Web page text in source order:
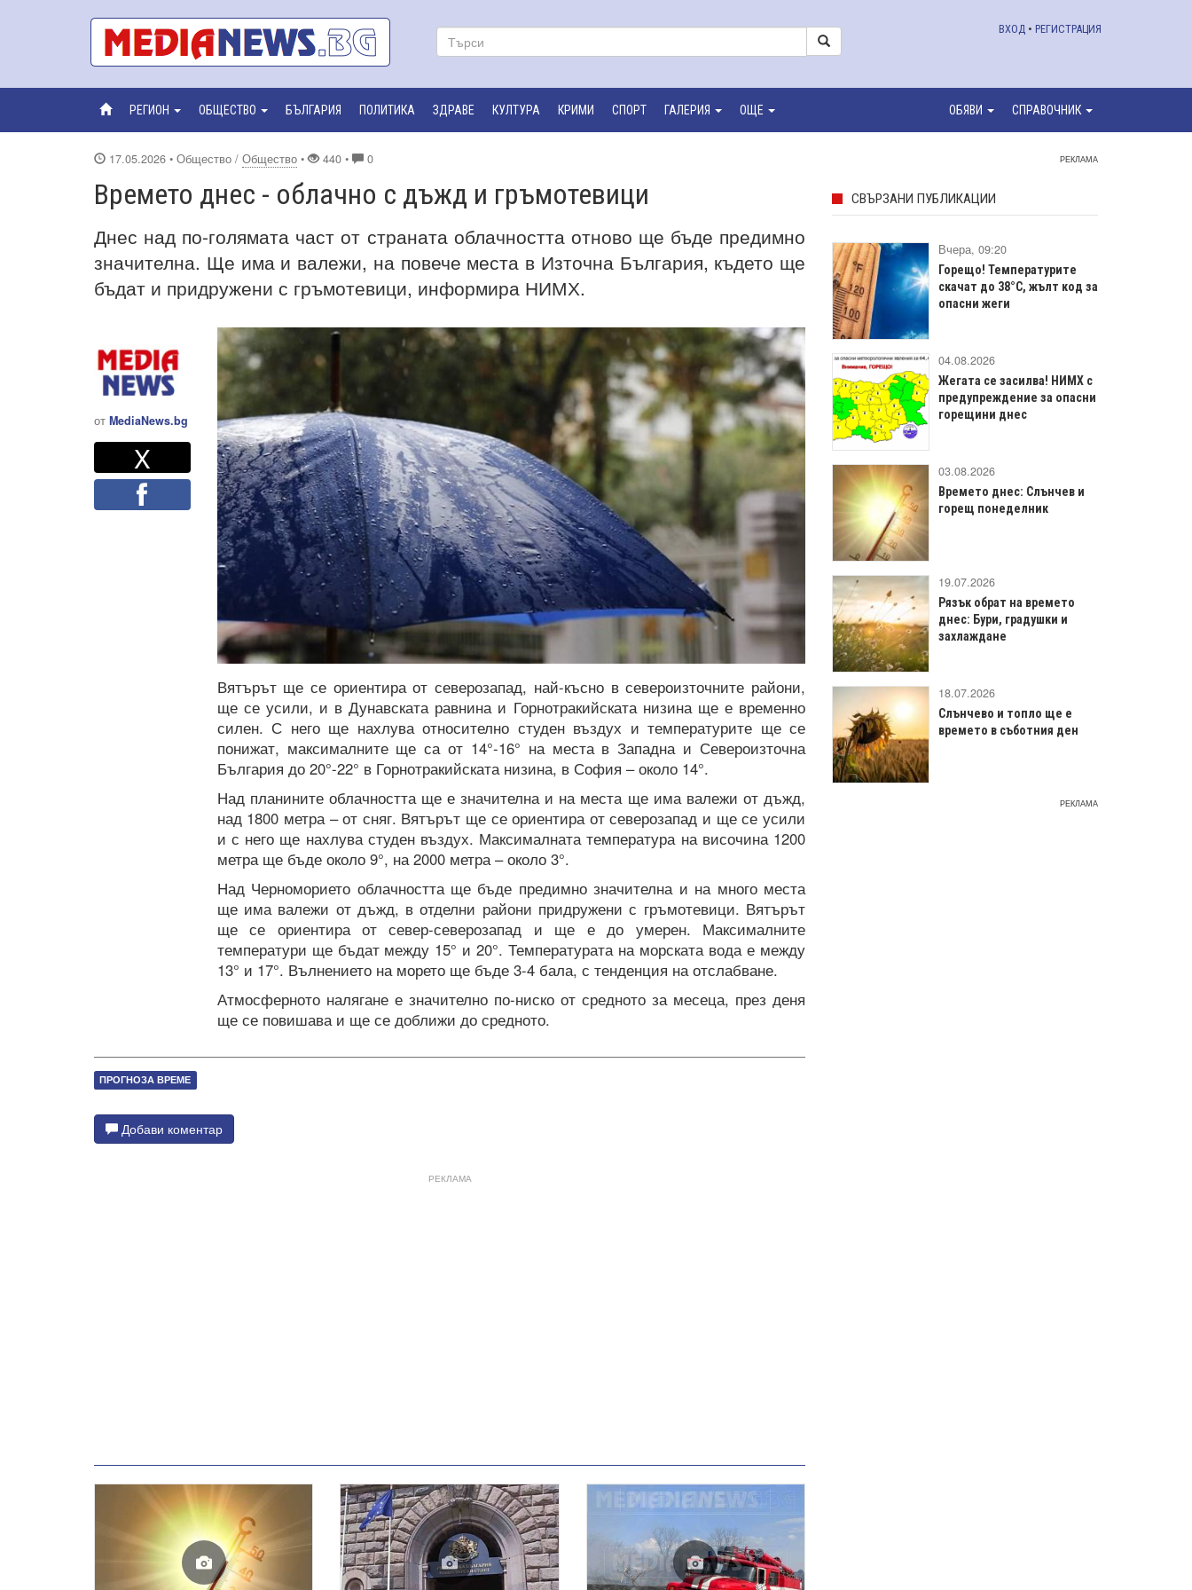
ВХОД • РЕГИСТРАЦИЯ
РЕГИОН ОБЩЕСТВО БЪЛГАРИЯ ПОЛИТИКА ЗДРАВЕ КУЛТУРА КРИМИ СПОРТ ГАЛЕРИЯ ОЩЕ ОБЯВИ СПРАВОЧНИК
17.05.2026 • Общество / Общество • 440 • 0
Времето днес - облачно с дъжд и гръмотевици
Днес над по-голямата част от страната облачността отново ще бъде предимно
значителна. Ще има и валежи, на повече места в Източна България, където ще
бъдат и придружени с гръмотевици, информира НИМХ.
от MediaNews.bg
Споделете
XTwitter
Facebook
Вятърът ще се ориентира от северозапад, най-късно в североизточните райони,
ще се усили, и в Дунавската равнина и Горнотракийската низина ще е временно
силен. С него ще нахлува относително студен въздух и температурите ще се
понижат, максималните ще са от 14°-16° на места в Западна и Североизточна
България до 20°-22° в Горнотракийската низина, в София – около 14°.
Над планините облачността ще е значителна и на места ще има валежи от дъжд,
над 1800 метра – от сняг. Вятърът ще се ориентира от северозапад и ще се усили
и с него ще нахлува студен въздух. Максималната температура на височина 1200
метра ще бъде около 9°, на 2000 метра – около 3°.
Над Черноморието облачността ще бъде предимно значителна и на много места
ще има валежи от дъжд, в отделни райони придружени с гръмотевици. Вятърът
ще се ориентира от север-северозапад и ще е до умерен. Максималните
температури ще бъдат между 15° и 20°. Температурата на морската вода е между
13° и 17°. Вълнението на морето ще бъде 3-4 бала, с тенденция на отслабване.
Атмосферното налягане е значително по-ниско от средното за месеца, през деня
ще се повишава и ще се доближи до средното.
ПРОГНОЗА ВРЕМЕ
Добави коментар
РЕКЛАМА
РЕКЛАМА
СВЪРЗАНИ ПУБЛИКАЦИИ
Вчера, 09:20
Горещо! Температурите
скачат до 38°C, жълт код за
опасни жеги
04.08.2026
Жегата се засилва! НИМХ с
предупреждение за опасни
горещини днес
03.08.2026
Времето днес: Слънчев и
горещ понеделник
19.07.2026
Рязък обрат на времето
днес: Бури, градушки и
захлаждане
18.07.2026
Слънчево и топло ще е
времето в съботния ден
РЕКЛАМА